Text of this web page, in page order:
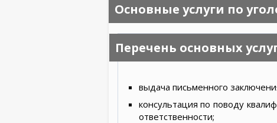
Основные услуги по
Перечень основных
выдача письменного
консультация по поводу
ответственности;